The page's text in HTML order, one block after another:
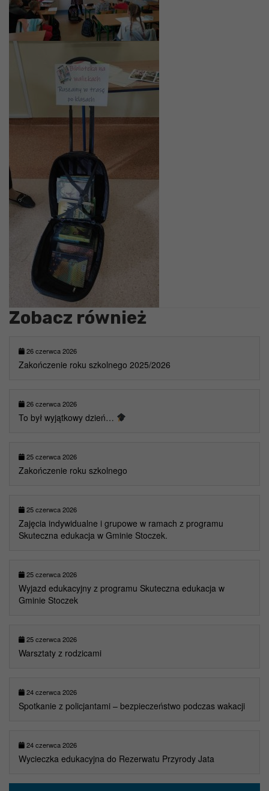
Zobacz również
26 czerwca 2026
Zakończenie roku szkolnego 2025/2026
26 czerwca 2026
To był wyjątkowy dzień…
25 czerwca 2026
Zakończenie roku szkolnego
25 czerwca 2026
Zajęcia indywidualne i grupowe w ramach z programu
Skuteczna edukacja w Gminie Stoczek.
25 czerwca 2026
Wyjazd edukacyjny z programu Skuteczna edukacja w
Gminie Stoczek
25 czerwca 2026
Warsztaty z rodzicami
24 czerwca 2026
Spotkanie z policjantami – bezpieczeństwo podczas wakacji
24 czerwca 2026
Wycieczka edukacyjna do Rezerwatu Przyrody Jata